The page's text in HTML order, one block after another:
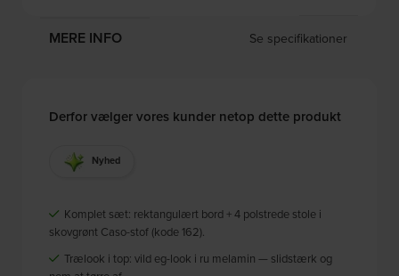
MERE INFO Se specifikationer
Derfor vælger vores kunder netop dette produkt
Nyhed
Komplet sæt: rektangulært bord + 4 polstrede stole i
skovgrønt Caso-stof (kode 162).
Trælook i top: vild eg-look i ru melamin — slidstærk og